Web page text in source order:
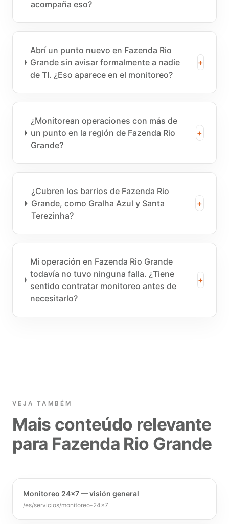
acompaña eso?
Abrí un punto nuevo en Fazenda Rio
Grande sin avisar formalmente a nadie
de TI. ¿Eso aparece en el monitoreo?
+
¿Monitorean operaciones con más de
un punto en la región de Fazenda Rio
Grande?
+
¿Cubren los barrios de Fazenda Rio
Grande, como Gralha Azul y Santa
Terezinha?
+
Mi operación en Fazenda Rio Grande
todavía no tuvo ninguna falla. ¿Tiene
sentido contratar monitoreo antes de
necesitarlo?
+
VEJA TAMBÉM
Mais conteúdo relevante
para Fazenda Rio Grande
Monitoreo 24×7 — visión general
/es/servicios/monitoreo-24x7